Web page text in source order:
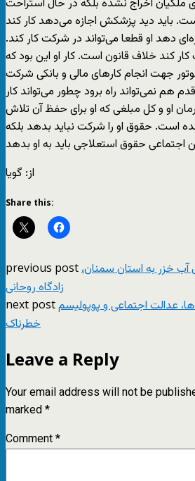
ملکیان اخراج نشده بلکه در حال استراحت
باید دید پزشکش اجازه می‌دهد کار کند
دهد او قطعا می‌تواند در شرکت کار کند.
کند خلاف قانون است. کار او این بود که
جهت انجام کارهای مالی و بانکی شرکت
هم نمی‌تواند راه برود چطور می‌تواند کار
او و کل مبلغی که او برای حفظ آن تلاش
است. حقوق او را شرکت نباید بدهد بلکه
از: گویا
Share this:
previous postآب خزر به استان سمنان،
زادگاه روحانی
next postعدالت اجتماعی و پوپولیسم
خطرناک
Leave a Reply
Your email address will not be
marked*
Comment*